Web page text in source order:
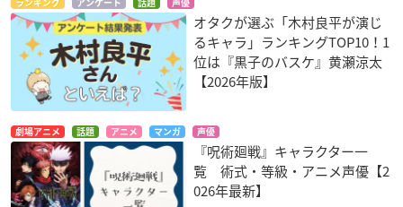
ランキング アンケート 話題 声優
オタクが選ぶ「木村良平が演じ
るキャラ」ランキングTOP10！1
位は『黒子のバスケ』黄瀬涼太
【2026年版】
劇場アニメ 話題 アニメ マンガ 声優
『呪術廻戦』キャラクター一
覧 術式・等級・アニメ声優【2
026年最新】